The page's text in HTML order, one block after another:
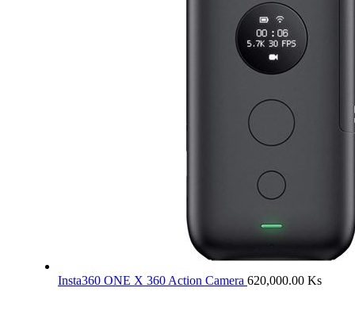
Insta360 ONE X 360 Action Camera 620,000.00 Ks